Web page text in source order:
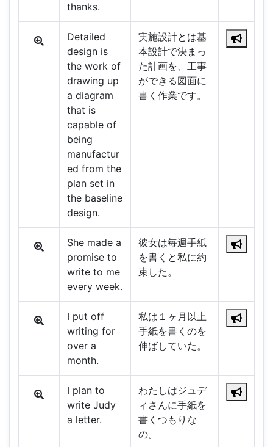
thanks.
Detailed
design is
the work of
drawing up
a diagram
that is
capable of
being
manufactur
ed from the
plan set in
the baseline
design.
実施設計とは基
本設計で決まっ
た計画を、工事
ができる図面に
書く作業です。
She made a
promise to
write to me
every week.
彼女は毎週手紙
を書くと私に約
束した。
I put off
writing for
over a
month.
私は１ヶ月以上
手紙を書くのを
伸ばしていた。
I plan to
write Judy
a letter.
わたしはジュデ
ィさんに手紙を
書くつもりな
の。